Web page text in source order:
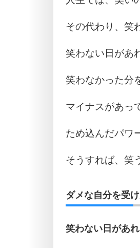
その代わり、笑
笑わない日があ
笑わなかった分
マイナスがあっ
ため込んだパワ
そうすれば、笑
ダメな自分を受
笑わない日があ